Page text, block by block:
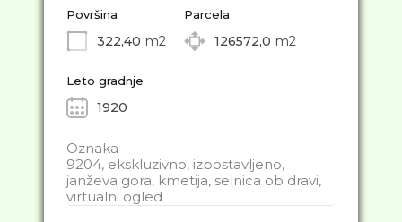
Površina
322,40 m2
Parcela
126572,0 m2
Leto gradnje
1920
Oznaka
9204, ekskluzivno, izpostavljeno,
janževa gora, kmetija, selnica ob dravi,
virtualni ogled